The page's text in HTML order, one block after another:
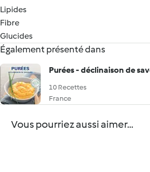
Lipides
Fibre
Glucides
Également présenté dans
Purées - déclinaison de
10 Recettes
France
Vous pourriez aussi aimer...